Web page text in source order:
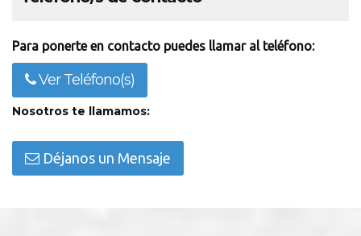
Para ponerte en contacto puedes llamar al teléfono:
Ver Teléfono(s)
Nosotros te llamamos:
Déjanos un Mensaje